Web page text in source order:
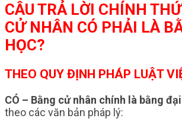
CÂU TRẢ LỜI CHÍNH
CỬ NHÂN CÓ PHẢI LÀ
HỌC?
THEO QUY ĐỊNH PHÁP LUẬT
CÓ – Bằng cử nhân chính là bằng
theo các văn bản pháp lý: